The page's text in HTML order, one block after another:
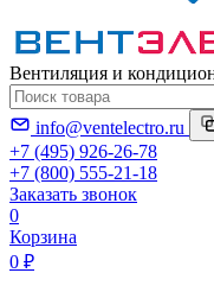
Вентиляция и
info@ventelectro.ru
+7 (495) 926-26-78
+7 (800) 555-21-18
Заказать звонок
0
Корзина
0 ₽